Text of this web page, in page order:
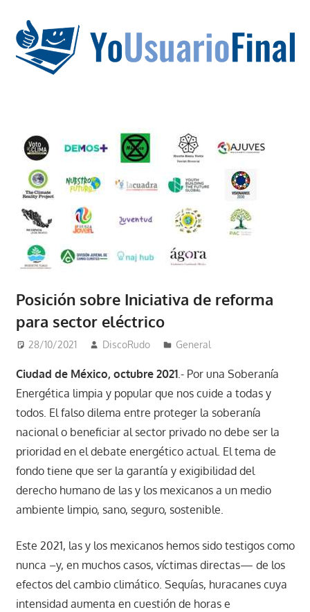
contenido
no
tiene
que
estar
en
chino
Posición sobre Iniciativa de reforma
para sector eléctrico
28/10/2021 DiscoRudo General
Ciudad de México, octubre 2021.- Por una Soberanía
Energética limpia y popular que nos cuide a todas y
todos. El falso dilema entre proteger la soberanía
nacional o beneficiar al sector privado no debe ser la
prioridad en el debate energético actual. El tema de
fondo tiene que ser la garantía y exigibilidad del
derecho humano de las y los mexicanos a un medio
ambiente limpio, sano, seguro, sostenible.
Este 2021, las y los mexicanos hemos sido testigos como
nunca –y, en muchos casos, víctimas directas— de los
efectos del cambio climático. Sequías, huracanes cuya
intensidad aumenta en cuestión de horas e